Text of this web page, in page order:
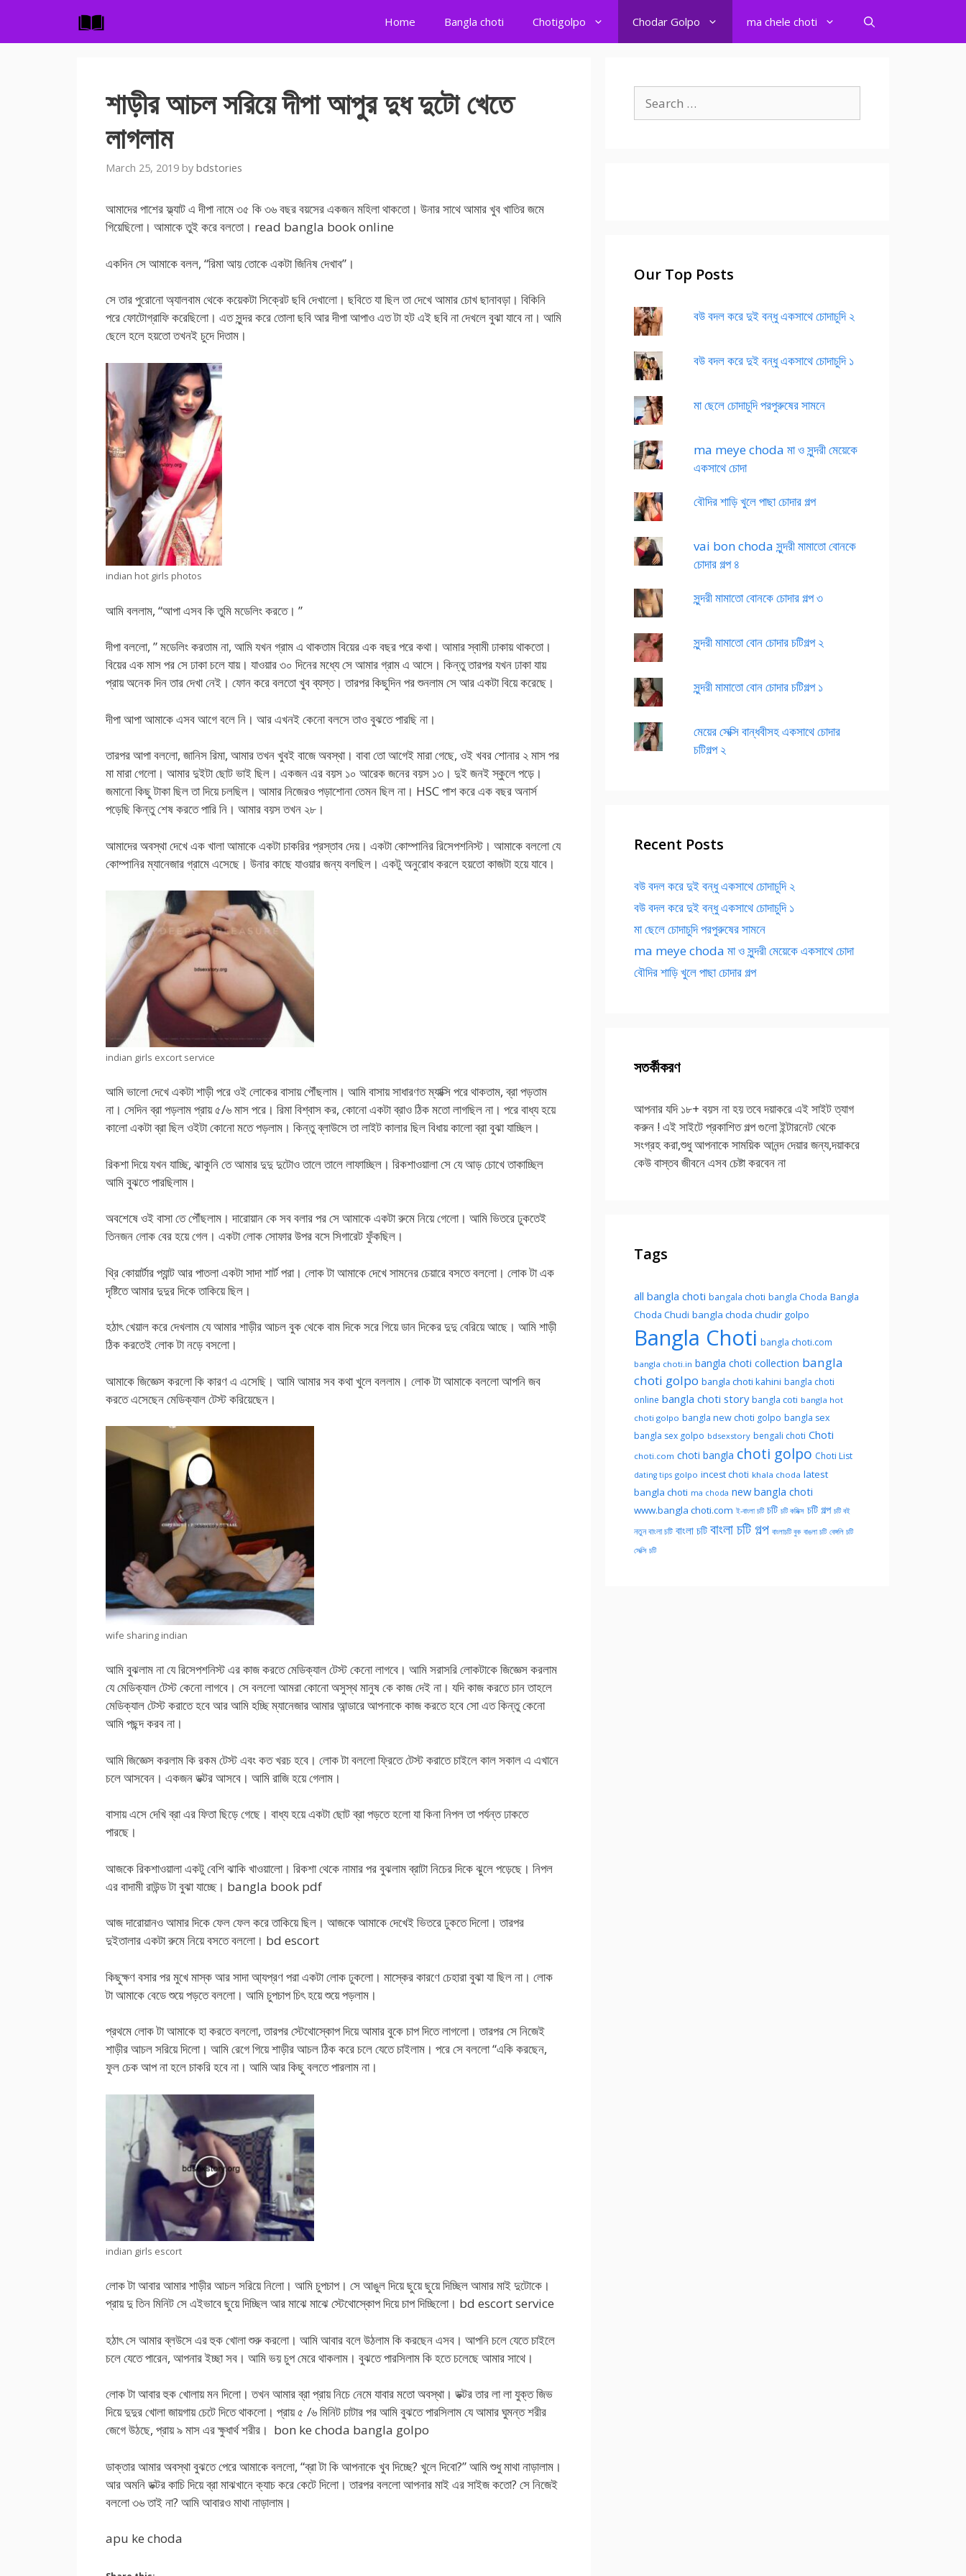
content
Home Bangla choti Chotigolpo Chodar Golpo ma chele choti
শাড়ীর আচল সরিয়ে দীপা আপুর দুধ দুটো খেতে
লাগলাম
March 25, 2019 by bdstories
আমাদের পাশের ফ্ল্যাট এ দীপা নামে ৩৫ কি ৩৬ বছর বয়সের একজন মহিলা থাকতো। উনার সাথে আমার খুব খাতির জমে
গিয়েছিলো। আমাকে তুই করে বলতো। read bangla book online
একদিন সে আমাকে বলল, “রিমা আয় তোকে একটা জিনিষ দেখাব”।
সে তার পুরোনো অ্যালবাম থেকে কয়েকটা সিক্রেট ছবি দেখালো। ছবিতে যা ছিল তা দেখে আমার চোখ ছানাবড়া। বিকিনি
পরে ফোটোগ্রাফি করেছিলো। এত সুন্দর করে তোলা ছবি আর দীপা আপাও এত টা হট এই ছবি না দেখলে বুঝা যাবে না। আমি
ছেলে হলে হয়তো তখনই চুদে দিতাম।
indian hot girls photos
আমি বললাম, “আপা এসব কি তুমি মডেলিং করতে। ”
দীপা বললো, ” মডেলিং করতাম না, আমি যখন গ্রাম এ থাকতাম বিয়ের এক বছর পরে কথা। আমার স্বামী ঢাকায় থাকতো।
বিয়ের এক মাস পর সে ঢাকা চলে যায়। যাওয়ার ৩০ দিনের মধ্যে সে আমার গ্রাম এ আসে। কিন্তু তারপর যখন ঢাকা যায়
প্রায় অনেক দিন তার দেখা নেই। ফোন করে বলতো খুব ব্যস্ত। তারপর কিছুদিন পর শুনলাম সে আর একটা বিয়ে করেছে।
দীপা আপা আমাকে এসব আগে বলে নি। আর এখনই কেনো বলসে তাও বুঝতে পারছি না।
তারপর আপা বললো, জানিস রিমা, আমার তখন খুবই বাজে অবস্থা। বাবা তো আগেই মারা গেছে, ওই খবর শোনার ২ মাস পর
মা মারা গেলো। আমার দুইটা ছোট ভাই ছিল। একজন এর বয়স ১০ আরেক জনের বয়স ১৩। দুই জনই স্কুলে পড়ে।
জমানো কিছু টাকা ছিল তা দিয়ে চলছিল। আমার নিজেরও পড়াশোনা তেমন ছিল না। HSC পাশ করে এক বছর অনার্স
পড়েছি কিন্তু শেষ করতে পারি নি। আমার বয়স তখন ২৮।
আমাদের অবস্থা দেখে এক খালা আমাকে একটা চাকরির প্রস্তাব দেয়। একটা কোম্পানির রিসেপশনিস্ট। আমাকে বললো যে
কোম্পানির ম্যানেজার গ্রামে এসেছে। উনার কাছে যাওয়ার জন্য বলছিল। একটু অনুরোধ করলে হয়তো কাজটা হয়ে যাবে।
indian girls excort service
আমি ভালো দেখে একটা শাড়ী পরে ওই লোকের বাসায় পৌঁছলাম। আমি বাসায় সাধারণত ম্যাক্সি পরে থাকতাম, ব্রা পড়তাম
না। সেদিন ব্রা পড়লাম প্রায় ৫/৬ মাস পরে। রিমা বিশ্বাস কর, কোনো একটা ব্রাও ঠিক মতো লাগছিল না। পরে বাধ্য হয়ে
কালো একটা ব্রা ছিল ওইটা কোনো মতে পড়লাম। কিন্তু ব্লাউসে তা লাইট কালার ছিল বিধায় কালো ব্রা বুঝা যাচ্ছিল।
রিকশা দিয়ে যখন যাচ্ছি, ঝাকুনি তে আমার দুদু দুটোও তালে তালে লাফাচ্ছিল। রিকশাওয়ালা সে যে আড় চোখে তাকাচ্ছিল
আমি বুঝতে পারছিলাম।
অবশেষে ওই বাসা তে পৌঁছলাম। দারোয়ান কে সব বলার পর সে আমাকে একটা রুমে নিয়ে গেলো। আমি ভিতরে ঢুকতেই
তিনজন লোক বের হয়ে গেল। একটা লোক সোফার উপর বসে সিগারেট ফুঁকছিল।
থ্রি কোয়ার্টার প্যান্ট আর পাতলা একটা সাদা শার্ট পরা। লোক টা আমাকে দেখে সামনের চেয়ারে বসতে বললো। লোক টা এক
দৃষ্টিতে আমার দুদুর দিকে তাকিয়ে ছিল।
হঠাৎ খেয়াল করে দেখলাম যে আমার শাড়ীর আচল বুক থেকে বাম দিকে সরে গিয়ে ডান দিকের দুদু বেরিয়ে আছে। আমি শাড়ী
ঠিক করতেই লোক টা নড়ে বসলো।
আমাকে জিজ্ঞেস করলো কি কারণ এ এসেছি। আমি আমার সব কথা খুলে বললাম। লোক টা আমাকে বললো আপনি জব
করতে এসেছেন মেডিক্যাল টেস্ট করিয়েছেন।
wife sharing indian
আমি বুঝলাম না যে রিসেপশনিস্ট এর কাজ করতে মেডিক্যাল টেস্ট কেনো লাগবে। আমি সরাসরি লোকটাকে জিজ্ঞেস করলাম
যে মেডিক্যাল টেস্ট কেনো লাগবে। সে বললো আমরা কোনো অসুস্থ মানুষ কে কাজ দেই না। যদি কাজ করতে চান তাহলে
মেডিক্যাল টেস্ট করাতে হবে আর আমি হচ্ছি ম্যানেজার আমার আন্ডারে আপনাকে কাজ করতে হবে সো এত কিন্তু কেনো
আমি পছন্দ করব না।
আমি জিজ্ঞেস করলাম কি রকম টেস্ট এবং কত খরচ হবে। লোক টা বললো ফ্রিতে টেস্ট করাতে চাইলে কাল সকাল এ এখানে
চলে আসবেন। একজন ডক্টর আসবে। আমি রাজি হয়ে গেলাম।
বাসায় এসে দেখি ব্রা এর ফিতা ছিড়ে গেছে। বাধ্য হয়ে একটা ছোট ব্রা পড়তে হলো যা কিনা নিপল তা পর্যন্ত ঢাকতে
পারছে।
আজকে রিকশাওয়ালা একটু বেশি ঝাকি খাওয়ালো। রিকশা থেকে নামার পর বুঝলাম ব্রাটা নিচের দিকে ঝুলে পড়েছে। নিপল
এর বাদামী রাউন্ড টা বুঝা যাচ্ছে। bangla book pdf
আজ দারোয়ানও আমার দিকে ফেল ফেল করে তাকিয়ে ছিল। আজকে আমাকে দেখেই ভিতরে ঢুকতে দিলো। তারপর
দুইতালার একটা রুমে নিয়ে বসতে বললো। bd escort
কিছুক্ষণ বসার পর মুখে মাস্ক আর সাদা আ্যপ্রণ পরা একটা লোক ঢুকলো। মাস্কের কারণে চেহারা বুঝা যা ছিল না। লোক
টা আমাকে বেডে শুয়ে পড়তে বললো। আমি চুপচাপ চিৎ হয়ে শুয়ে পড়লাম।
প্রথমে লোক টা আমাকে হা করতে বললো, তারপর স্টেথোস্কোপ দিয়ে আমার বুকে চাপ দিতে লাগলো। তারপর সে নিজেই
শাড়ীর আচল সরিয়ে দিলো। আমি রেগে গিয়ে শাড়ীর আচল ঠিক করে চলে যেতে চাইলাম। পরে সে বললো “একি করছেন,
ফুল চেক আপ না হলে চাকরি হবে না। আমি আর কিছু বলতে পারলাম না।
indian girls escort
লোক টা আবার আমার শাড়ীর আচল সরিয়ে নিলো। আমি চুপচাপ। সে আঙুল দিয়ে ছুয়ে ছুয়ে দিচ্ছিল আমার মাই দুটোকে।
প্রায় দু তিন মিনিট সে এইভাবে ছুয়ে দিচ্ছিল আর মাঝে মাঝে স্টেথোস্কোপ দিয়ে চাপ দিচ্ছিলো। bd escort service
হঠাৎ সে আমার ব্লউসে এর হুক খোলা শুরু করলো। আমি আবার বলে উঠলাম কি করছেন এসব। আপনি চলে যেতে চাইলে
চলে যেতে পারেন, আপনার ইচ্ছা সব। আমি ভয় চুপ মেরে থাকলাম। বুঝতে পারসিলাম কি হতে চলেছে আমার সাথে।
লোক টা আবার হুক খোলায় মন দিলো। তখন আমার ব্রা প্রায় নিচে নেমে যাবার মতো অবস্থা। ডক্টর তার লা লা যুক্ত জিভ
দিয়ে দুদুর খোলা জায়গায় চেটে দিতে থাকলো। প্রায় ৫ /৬ মিনিট চাটার পর আমি বুঝতে পারসিলাম যে আমার ঘুমন্ত শরীর
জেগে উঠছে, প্রায় ৯ মাস এর ক্ষুধার্থ শরীর। bon ke choda bangla golpo
ডাক্তার আমার অবস্থা বুঝতে পেরে আমাকে বললো, “ব্রা টা কি আপনাকে খুব দিচ্ছে? খুলে দিবো?” আমি শুধু মাথা নাড়ালাম।
আর অমনি ডক্টর কাচি দিয়ে ব্রা মাঝখানে ক্যাচ করে কেটে দিলো। তারপর বললো আপনার মাই এর সাইজ কতো? সে নিজেই
বললো ৩৬ তাই না? আমি আবারও মাথা নাড়ালাম।
apu ke choda
for:
Our Top Posts
বউ বদল করে দুই বন্ধু একসাথে চোদাচুদি ২
বউ বদল করে দুই বন্ধু একসাথে চোদাচুদি ১
মা ছেলে চোদাচুদি পরপুরুষের সামনে
ma meye choda মা ও সুন্দরী মেয়েকে
একসাথে চোদা
বৌদির শাড়ি খুলে পাছা চোদার গল্প
vai bon choda সুন্দরী মামাতো বোনকে
চোদার গল্প ৪
সুন্দরী মামাতো বোনকে চোদার গল্প ৩
সুন্দরী মামাতো বোন চোদার চটিগল্প ২
সুন্দরী মামাতো বোন চোদার চটিগল্প ১
মেয়ের সেক্সি বান্ধবীসহ একসাথে চোদার
চটিগল্প ২
Recent Posts
বউ বদল করে দুই বন্ধু একসাথে চোদাচুদি ২
বউ বদল করে দুই বন্ধু একসাথে চোদাচুদি ১
মা ছেলে চোদাচুদি পরপুরুষের সামনে
ma meye choda মা ও সুন্দরী মেয়েকে একসাথে চোদা
বৌদির শাড়ি খুলে পাছা চোদার গল্প
সতর্কীকরণ
আপনার যদি ১৮+ বয়স না হয় তবে দয়াকরে এই সাইট ত্যাগ
করুন ! এই সাইটে প্রকাশিত গল্প গুলো ইন্টারনেট থেকে
সংগ্রহ করা,শুধু আপনাকে সাময়িক আনন্দ দেয়ার জন্য,দয়াকরে
কেউ বাস্তব জীবনে এসব চেষ্টা করবেন না
Tags
all bangla choti bangala choti bangla Choda Bangla
Choda Chudi bangla choda chudir golpo
Bangla Choti bangla choti.com
bangla choti.in bangla choti collection bangla
choti golpo bangla choti kahini bangla choti
online bangla choti story bangla coti bangla hot
choti golpo bangla new choti golpo bangla sex
bangla sex golpo bdsexstory bengali choti Choti
choti.com choti bangla choti golpo Choti List
dating tips golpo incest choti khala choda latest
bangla choti ma choda new bangla choti
www.bangla choti.com ই-বাংলা চটি চটি চটি কমিক্স চটি গল্প চটি বই
নতুন বাংলা চটি বাংলা চটি বাংলা চটি গল্প বাংলাচটি বুক বাঙলা চটি বেঙ্গলি চটি
সেক্সি চটি